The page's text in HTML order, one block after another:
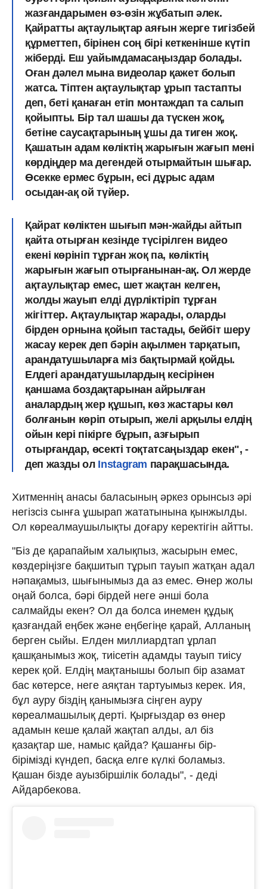
жазғандарымен өз-өзін жұбатып әлек.
Қайратты ақтаулықтар аяғын жерге тигізбей
құрметтеп, бірінен соң бірі кеткенінше күтіп
жіберді. Еш уайымдамасаңыздар болады.
Оған дәлел мына видеолар қажет болып
жатса. Тіптен ақтаулықтар ұрып тастапты
деп, беті қанаған етіп монтаждап та салып
қойыпты. Бір тал шашы да түскен жоқ,
бетіне саусақтарының ұшы да тиген жоқ.
Қашатын адам көліктің жарығын жағып мені
көрдіңдер ма дегендей отырмайтын шығар.
Өсекке ермес бұрын, есі дұрыс адам
осыдан-ақ ой түйер.
Қайрат көліктен шығып мән-жайды айтып
қайта отырған кезінде түсірілген видео
екені көрініп тұрған жоқ па, көліктің
жарығын жағып отырғанынан-ақ. Ол жерде
ақтаулықтар емес, шет жақтан келген,
жолды жауып елді дүрліктіріп тұрған
жігіттер. Ақтаулықтар жарады, оларды
бірден орнына қойып тастады, бейбіт шеру
жасау керек деп бәрін ақылмен тарқатып,
арандатушыларға міз бақтырмай қойды.
Елдегі арандатушылардың кесірінен
қаншама боздақтарынан айрылған
аналардың жер құшып, көз жастары көл
болғанын көріп отырып, желі арқылы елдің
ойын кері пікірге бұрып, азғырып
отырғандар, өсекті тоқтатсаңыздар екен", -
деп жазды ол Instagram парақшасында.
Хитменнің анасы баласының әркез орынсыз әрі
негізсіз сынға ұшырап жататынына қынжылды.
Ол көреалмаушылықты доғару керектігін айтты.
"Біз де қарапайым халықпыз, жасырын емес,
көздеріңізге бақшитып тұрып тауып жатқан адал
нәпақамыз, шығынымыз да аз емес. Өнер жолы
оңай болса, бәрі бірдей неге әнші бола
салмайды екен? Ол да болса инемен құдық
қазғандай еңбек және еңбегіңе қарай, Алланың
берген сыйы. Елден миллиардтап ұрлап
қашқанымыз жоқ, тиісетін адамды тауып тиісу
керек қой. Елдің мақтанышы болып бір азамат
бас көтерсе, неге аяқтан тартуымыз керек. Ия,
бұл ауру біздің қанымызға сіңген ауру
көреалмашылық дерті. Қырғыздар өз өнер
адамын кеше қалай жақтап алды, ал біз
қазақтар ше, намыс қайда? Қашанғы бір-
бірімізді күндеп, басқа елге күлкі боламыз.
Қашан бізде ауызбіршілік болады", - деді
Айдарбекова.